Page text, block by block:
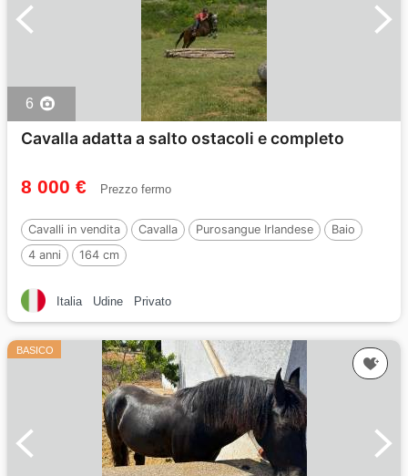
6
Cavalla adatta a salto ostacoli e completo
8 000 € Prezzo fermo
Cavalli in vendita Cavalla Purosangue Irlandese
Baio
4 anni
164 cm
Italia Udine Privato
BASICO